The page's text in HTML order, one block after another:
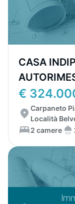
CASA
€
Carpaneto
Località
2 camere